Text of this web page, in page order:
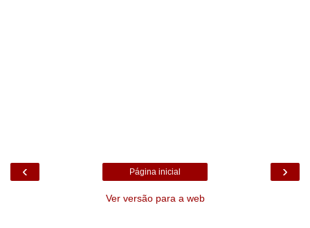
‹ ›
Página inicial
Ver versão para a web